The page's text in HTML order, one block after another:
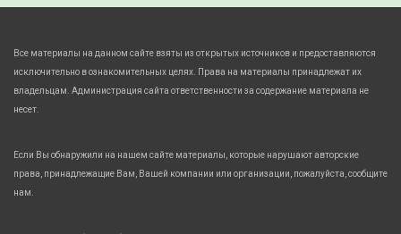
Все материалы на данном сайте взяты из открытых источников и предоставляются
исключительно в ознакомительных целях. Права на материалы принадлежат их
владельцам. Администрация сайта ответственности за содержание материала не
несет.
Если Вы обнаружили на нашем сайте материалы, которые нарушают авторские
права, принадлежащие Вам, Вашей компании или организации, пожалуйста, сообщите
нам.